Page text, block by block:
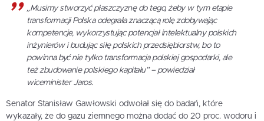
„Musimy stworzyć płaszczyznę do tego, żeby w tym etapie
transformacji Polska odegrała znaczącą rolę zdobywając
kompetencje, wykorzystując potencjał intelektualny polskich
inżynierów i budując siłę polskich przedsiębiorstw, bo to
powinna być nie tylko transformacja polskiej gospodarki, ale
też zbudowanie polskiego kapitału” – powiedział
wiceminister Jaros.
Senator Stanisław Gawłowski odwołał się do badań, które
wykazały, że do gazu ziemnego można dodać do 20 proc. wodoru i